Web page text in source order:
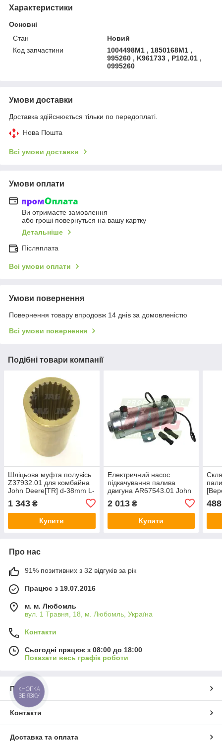
Характеристики
Основні
Стан
Новий
Код запчастини
1004498M1 , 1850168M1 ,
995260 , K961733 , P102.01 ,
0995260
Умови доставки
Доставка здійснюється тільки по передоплаті.
Нова Пошта
Всі умови доставки
Умови оплати
Ви отримаєте замовлення
або гроші повернуться на вашу картку
Детальніше
Післяплата
Всі умови оплати
Умови повернення
Повернення товару впродовж 14 днів за домовленістю
Всі умови повернення
Подібні товари компанії
Шліцьова муфта полувісь
Z37932.01 для комбайна
John Deere[TR] d-38mm L-
1 343 ₴
Купити
Електричний насос
підкачування палива
двигуна AR67543.01 John
Deere, 80 л/хв, [Facet] L-
135mm D-51mm
2 013₴
Купити
488
Про нас
91% позитивних з 32 відгуків за рік
Працює з 19.07.2016
м. м. Любомль
вул. 1 Травня, 18, м. Любомль, Україна
Контакти
Сьогодні працює з 08:00 до 18:00
Показати весь графік роботи
Про нас
Контакти
Доставка та оплата
КНОПКА
ЗВ'ЯЗКУ